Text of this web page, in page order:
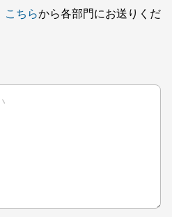
こちらから各部門にお送りくだ